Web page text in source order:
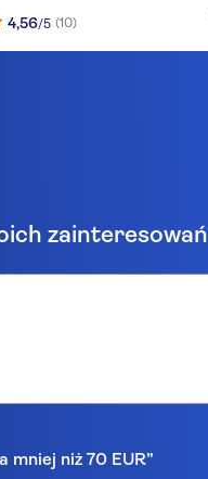
4,56/5 (10)
zainteresowań
mniej niż 70 EUR”